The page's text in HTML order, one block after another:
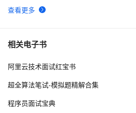
查看更多
相关电子书
阿里云技术面试红宝书
超全算法笔试-模拟题精解合集
程序员面试宝典